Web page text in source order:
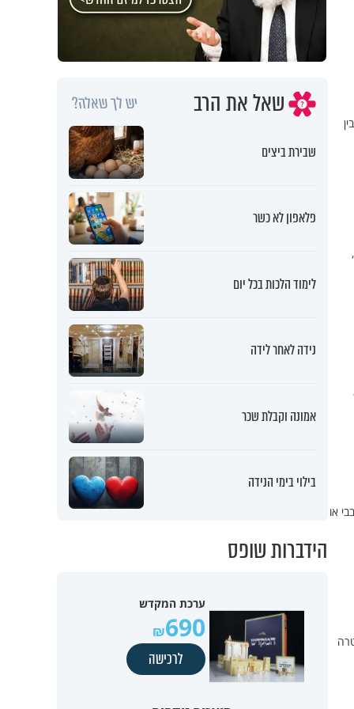
או
שאל את הרב יש לך שאלה?
שבירת ביצים
פלאפון לא כשר
לימוד הלכות בכל יום
נידה לאחר לידה
אמונה וקבלת שכר
בילוי בימי הנידה
הידברות שופס
ערכת המקדש
690
לרכישה